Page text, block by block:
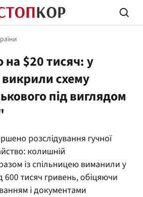
$20 тисяч: у
схему
під виглядом
розслідування гучної
колишній
із спільницею виманили у
600 тисяч гривень, обіцяючи
і документами